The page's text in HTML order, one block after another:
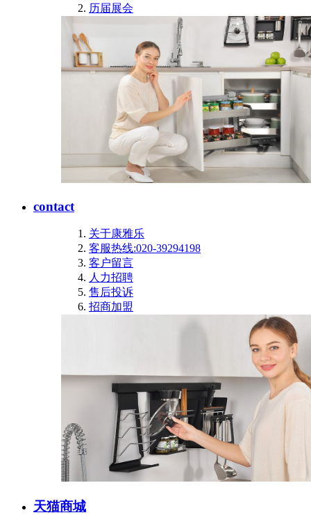
历届展会
contact
关于康雅乐
客服热线:020-39294198
客户留言
人力招聘
售后投诉
招商加盟
天猫商城